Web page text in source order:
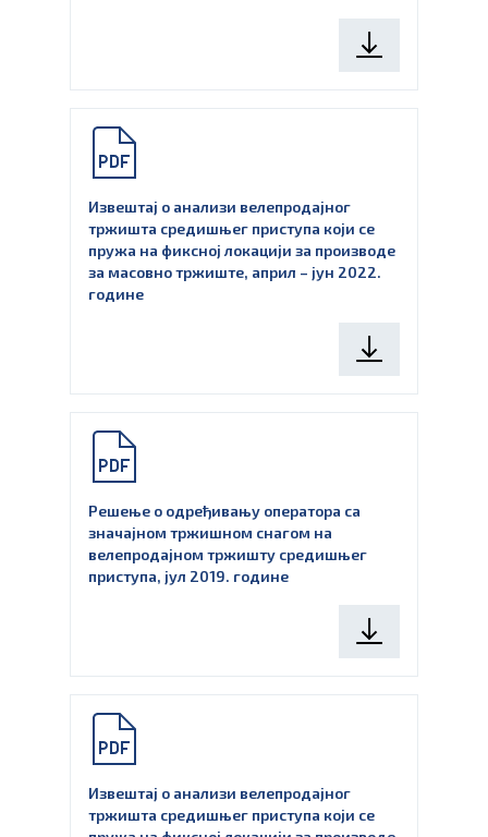
Извештај о анализи велепродајног
тржишта средишњег приступа који се
пружа на фиксној локацији за производе
за масовно тржиште, април – јун 2022.
године
Решење о одређивању оператора са
значајном тржишном снагом на
велепродајном тржишту средишњег
приступа, јул 2019. године
Извештај о анализи велепродајног
тржишта средишњег приступа који се